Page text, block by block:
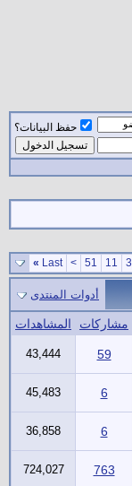
حفظ البيانات؟
3
11
51
>
Last
»
أدوات المنتدى
مشاركات
المشاهدات
59
43,444
6
45,483
6
36,858
763
724,027